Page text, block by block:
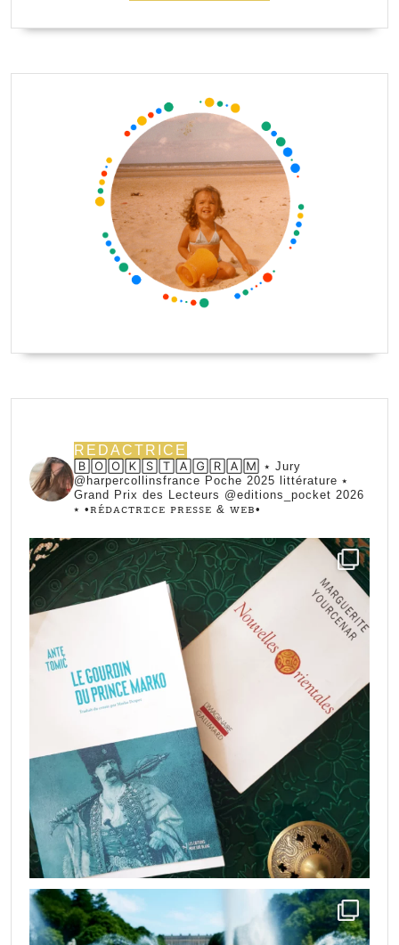
REDACTRICE
🄱🄾🄾🄺🅂🅃🄰🄶🅁🄰🄼 ⭑ Jury
@harpercollinsfrance Poche 2025 littérature ⭑
Grand Prix des Lecteurs @editions_pocket 2026
⭑ •ꭱꭼ́ꭰꭺꮯꭲꭱꮖꮯꭼ ꮲꭱꭼꮪꮪꭼ & ꮃꭼᏼ•